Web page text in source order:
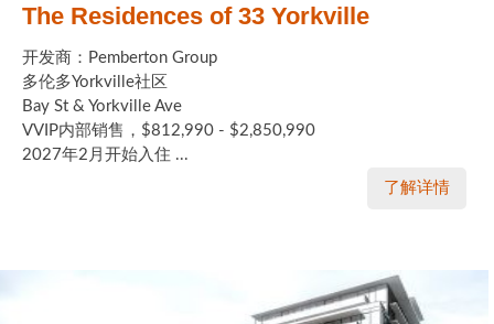
The Residences of 33 Yorkville
开发商：Pemberton Group
多伦多Yorkville社区
Bay St & Yorkville Ave
VVIP内部销售，$812,990 - $2,850,990
2027年2月开始入住 ...
了解详情